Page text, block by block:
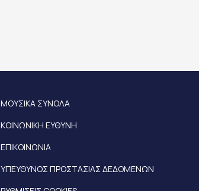
ΜΟΥΣΙΚΑ ΣΥΝΟΛΑ
ΚΟΙΝΩΝΙΚΗ ΕΥΘΥΝΗ
ΕΠΙΚΟΙΝΩΝΙΑ
ΥΠΕΥΘΥΝΟΣ ΠΡΟΣΤΑΣΙΑΣ ΔΕΔΟΜΕΝΩΝ